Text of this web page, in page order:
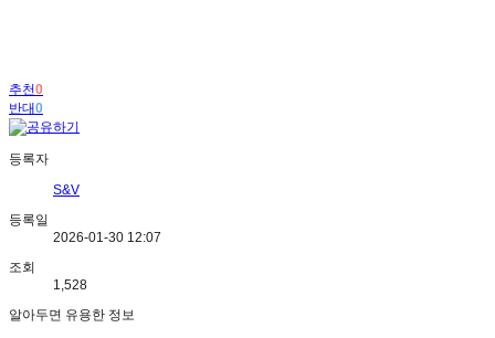
추천0
반대0
등록자
S&V
등록일
2026-01-30 12:07
조회
1,528
알아두면 유용한 정보